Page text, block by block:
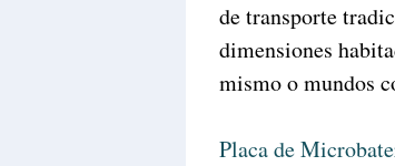
de transporte
dimensiones
mismo o mundos
Placa de